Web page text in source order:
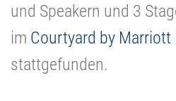
und Speakern und 3
im Courtyard by Marriott
stattgefunden.